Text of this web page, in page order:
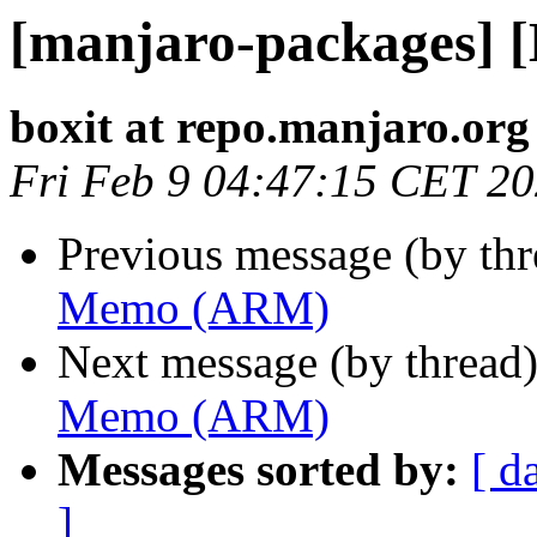
[manjaro-packages]
boxit at repo.manjaro.org
Fri Feb 9 04:47:15 CET
Previous message (by
Memo (ARM)
Next message (by
Memo (ARM)
Messages sorted by: [
]